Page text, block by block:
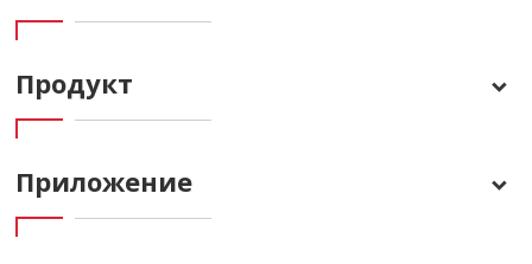
Продукт
Приложение